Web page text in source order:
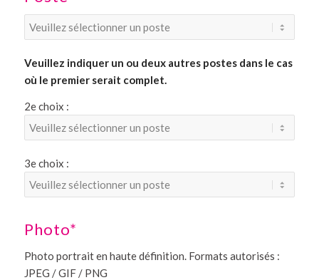
Veuillez indiquer un ou deux autres postes dans le cas
où le premier serait complet.
2e choix :
3e choix :
Photo*
Photo portrait en haute définition. Formats autorisés :
JPEG / GIF / PNG